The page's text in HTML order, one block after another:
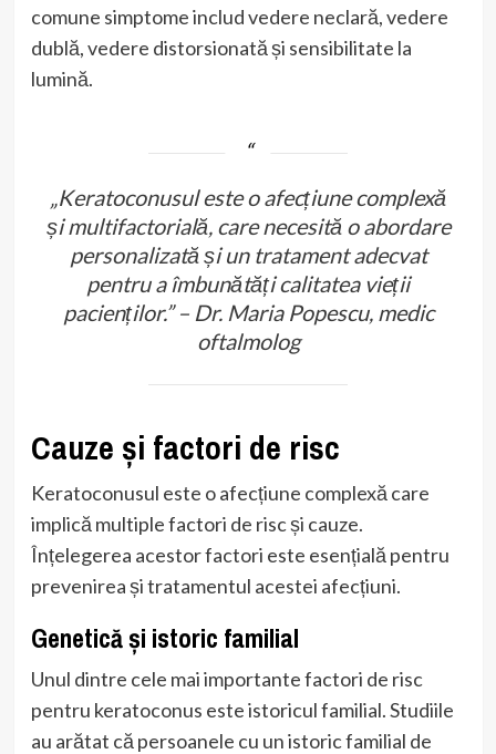
comune simptome includ vedere neclară, vedere
dublă, vedere distorsionată și sensibilitate la
lumină.
„Keratoconusul este o afecțiune complexă
și multifactorială, care necesită o abordare
personalizată și un tratament adecvat
pentru a îmbunătăți calitatea vieții
pacienților.” – Dr. Maria Popescu, medic
oftalmolog
Cauze și factori de risc
Keratoconusul este o afecțiune complexă care
implică multiple factori de risc și cauze.
Înțelegerea acestor factori este esențială pentru
prevenirea și tratamentul acestei afecțiuni.
Genetică și istoric familial
Unul dintre cele mai importante factori de risc
pentru keratoconus este istoricul familial. Studiile
au arătat că persoanele cu un istoric familial de